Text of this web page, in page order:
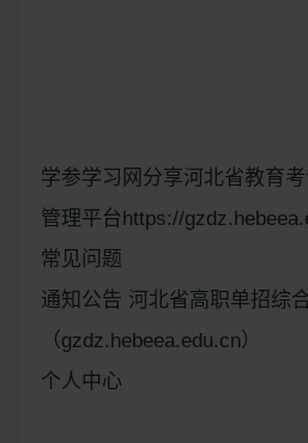
学参学习网分享河北省教育
管理平台https://
常见问题
通知公告 河北省高职单招综
（gzdz.hebeea.edu.cn）
个人中心